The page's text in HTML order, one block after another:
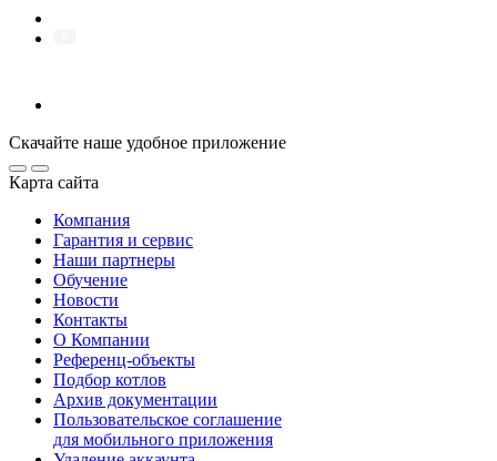
Скачайте наше удобное приложение
Карта сайта
Компания
Гарантия и сервис
Наши партнеры
Обучение
Новости
Контакты
О Компании
Референц-объекты
Подбор котлов
Архив документации
Пользовательское соглашение
для мобильного приложения